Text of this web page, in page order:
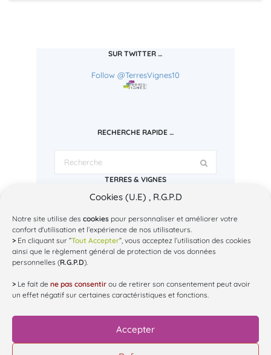
Cookies (U.E) , R.G.P.D
Notre site utilise des cookies pour personnaliser et améliorer votre
confort d'utilisation et l’expérience de nos utilisateurs.
> En cliquant sur ”Tout Accepter”, vous acceptez l’utilisation des cookies
ainsi que le règlement général de protection de vos données
personnelles (R.G.P.D).
> Le fait de ne pas consentir ou de retirer son consentement peut avoir
un effet négatif sur certaines caractéristiques et fonctions.
Accepter
SUR TWITTER …
Follow @TerresVignes10
RECHERCHE RAPIDE …
TERRES & VIGNES
Espace Regley
Tél: 03.25.43.72.78
Mail: contact@terres-et-vignes.org
SUR INSTAGRAM...
Chargez plus de Posts